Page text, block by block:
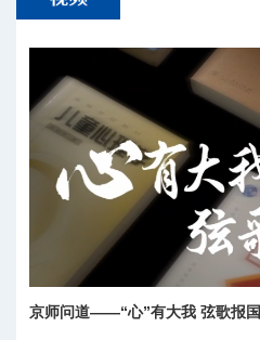
京师问道——“心”有大我 弦歌报国